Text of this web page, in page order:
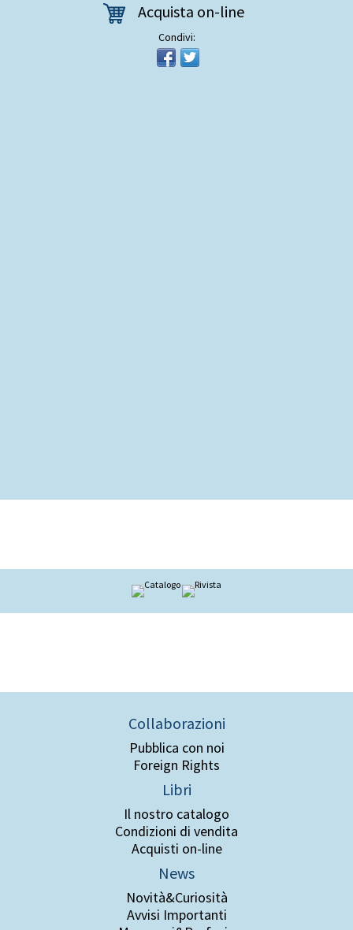
Acquista on-line
Condivi:
Collaborazioni
Pubblica con noi
Foreign Rights
Libri
Il nostro catalogo
Condizioni di vendita
Acquisti on-line
News
Novità&Curiosità
Avvisi Importanti